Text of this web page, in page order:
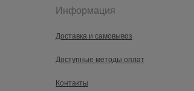
Информация
Доставка и самовывоз
Доступные методы оплат
Контакты